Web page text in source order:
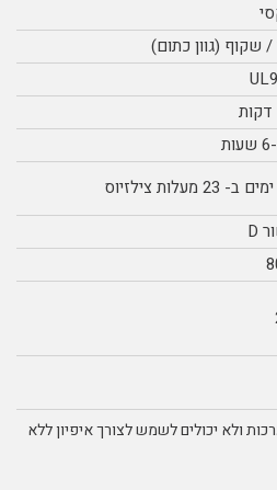
שקוף (גוון כתום)
ולא יכולים לשמש לצורך איפיון ללא